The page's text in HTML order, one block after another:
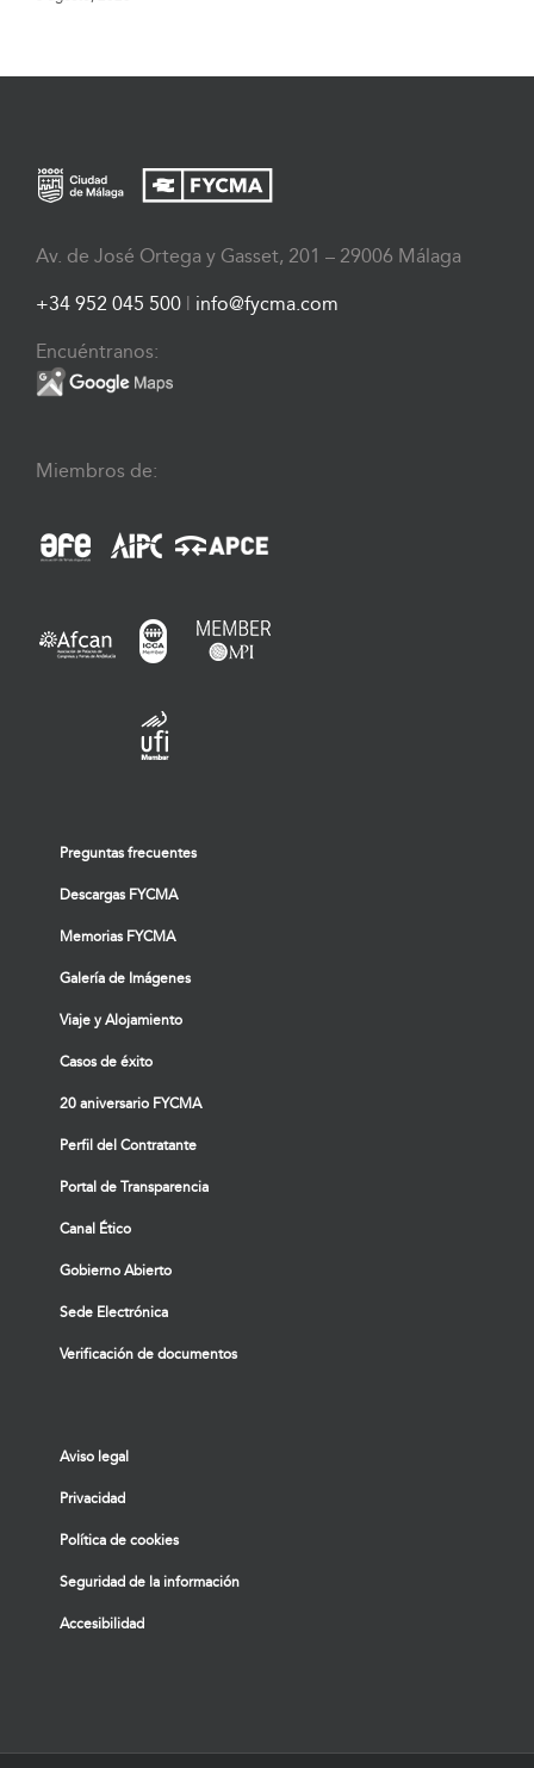
Av. de José Ortega y Gasset, 201 – 29006 Málaga
+34 952 045 500 | info@fycma.com
Encuéntranos:
Miembros de:
Preguntas frecuentes
Descargas FYCMA
Memorias FYCMA
Galería de Imágenes
Viaje y Alojamiento
Casos de éxito
20 aniversario FYCMA
Perfil del Contratante
Portal de Transparencia
Canal Ético
Gobierno Abierto
Sede Electrónica
Verificación de documentos
Aviso legal
Privacidad
Política de cookies
Seguridad de la información
Accesibilidad